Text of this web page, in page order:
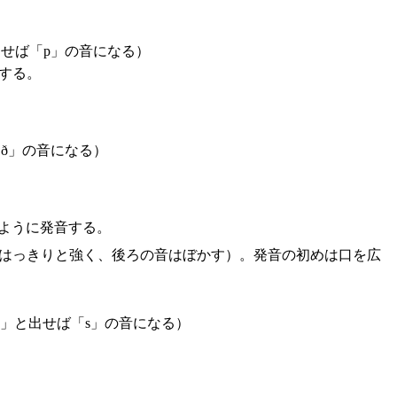
ば「p」の音になる）
る。
の音になる）
うに発音する。
っきりと強く、後ろの音はぼかす）。発音の初めは口を広
と出せば「s」の音になる）